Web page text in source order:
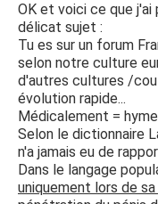
OK et voici ce que j'ai
délicat sujet :
Tu es sur un forum
selon notre culture
d'autres cultures /
évolution rapide...
Médicalement =
Selon le dictionnaire
n'a jamais eu de
Dans le langage
uniquement lors de